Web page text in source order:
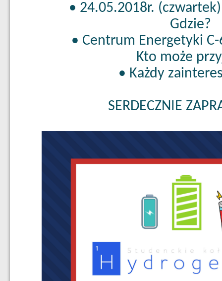
• 24.05.2018r.
Gdzie?
• Centrum Energetyki
Kto może
• Każdy
SERDECZNIE